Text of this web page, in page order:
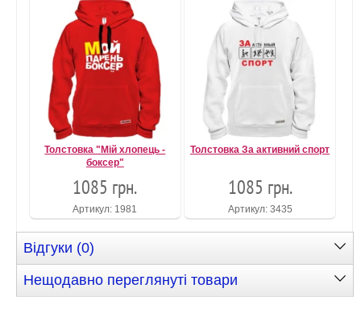
Толстовка "Мій хлопець -
боксер"
1085 грн.
Артикул: 1981
Толстовка За активний спорт
1085 грн.
Артикул: 3435
Відгуки (0)
Нещодавно переглянуті товари